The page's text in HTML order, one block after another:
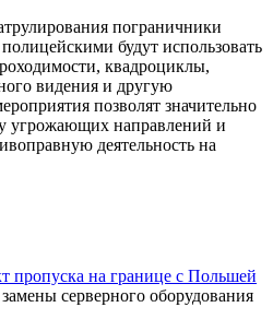
пограничники
будут использовать
квадроциклы,
видения и другую
позволят значительно
угрожающих направлений и
деятельность на
пропуска на границе с Польшей
замены серверного оборудования